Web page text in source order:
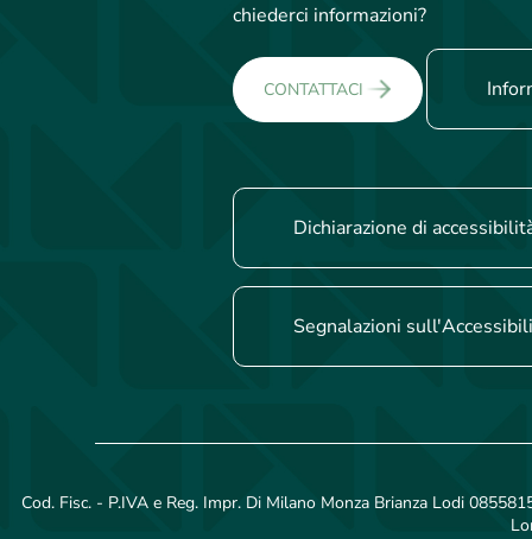
chiederci informazioni?
CONTATTACI
Dichiarazione di
Segnalazioni
Cod. Fisc. - P.IVA e Reg. Impr. Di Milano Monza Brianza Lodi